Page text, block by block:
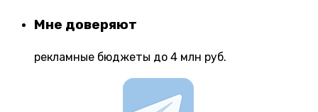
Мне доверяют
рекламные бюджеты до 4 млн руб.